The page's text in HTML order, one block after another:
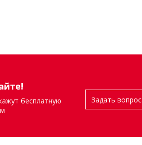
бесплатную
Задать вопрос